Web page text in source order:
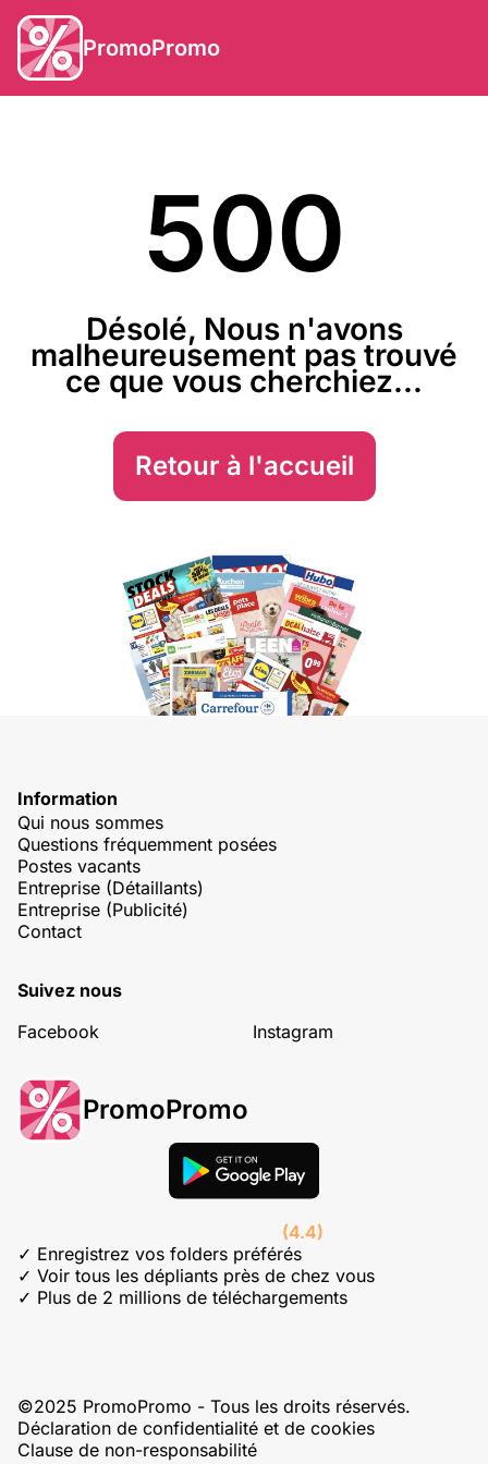
PromoPromo
500
Désolé, Nous n'avons
malheureusement pas trouvé
ce que vous cherchiez...
Retour à l'accueil
Information
Qui nous sommes
Questions fréquemment posées
Postes vacants
Entreprise (Détaillants)
Entreprise (Publicité)
Contact
Suivez nous
Facebook
Instagram
PromoPromo
(4.4)
✓ Enregistrez vos folders préférés
✓ Voir tous les dépliants près de chez vous
✓ Plus de 2 millions de téléchargements
©2025 PromoPromo - Tous les droits réservés.
Déclaration de confidentialité et de cookies
Clause de non-responsabilité